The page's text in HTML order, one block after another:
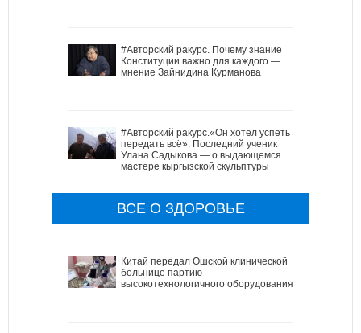
#Авторский ракурс. Почему знание
Конституции важно для каждого —
мнение Зайнидина Курманова
#Авторский ракурс.«Он хотел успеть
передать всё». Последний ученик
Улана Садыкова — о выдающемся
мастере кыргызской скульптуры
ВСЕ О ЗДОРОВЬЕ
Китай передал Ошской клинической
больнице партию
высокотехнологичного оборудования